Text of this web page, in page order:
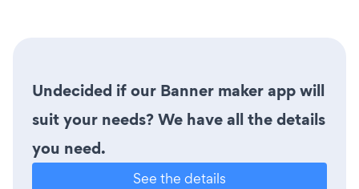
Undecided if our Banner maker app will
suit your needs? We have all the details
you need.
See the details